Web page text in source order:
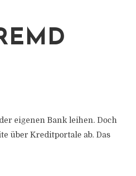
eigenen Bank leihen. Doch
über Kreditportale ab. Das